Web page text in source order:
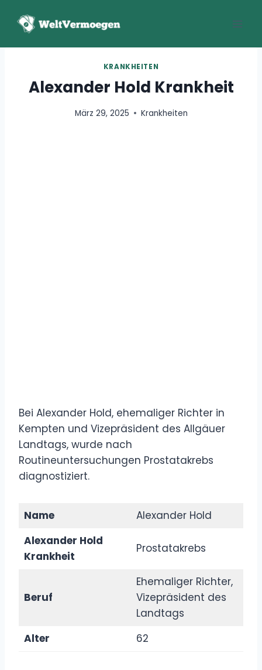
Inhalt
KRANKHEITEN
Alexander Hold Krankheit
März 29, 2025 Krankheiten
Bei Alexander Hold, ehemaliger Richter in
Kempten und Vizepräsident des Allgäuer
Landtags, wurde nach
Routineuntersuchungen Prostatakrebs
diagnostiziert.
Name
Alexander Hold
Alexander Hold
Krankheit
Prostatakrebs
Beruf
Ehemaliger Richter,
Vizepräsident des
Landtags
Alter
62